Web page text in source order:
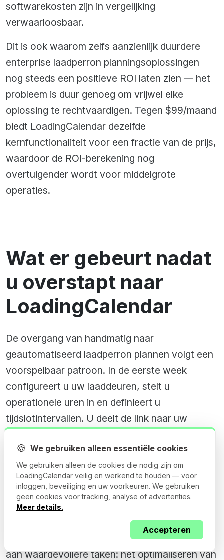
softwarekosten zijn in vergelijking
verwaarloosbaar.
Dit is ook waarom zelfs aanzienlijk duurdere
enterprise laadperron planningsoplossingen
nog steeds een positieve ROI laten zien — het
probleem is duur genoeg om vrijwel elke
oplossing te rechtvaardigen. Tegen $99/maand
biedt LoadingCalendar dezelfde
kernfunctionaliteit voor een fractie van de prijs,
waardoor de ROI-berekening nog
overtuigender wordt voor middelgrote
operaties.
Wat er gebeurt nadat
u overstapt naar
LoadingCalendar
De overgang van handmatig naar
geautomatiseerd laadperron plannen volgt een
voorspelbaar patroon. In de eerste week
configureert u uw laaddeuren, stelt u
operationele uren in en definieert u
tijdslotintervallen. U deelt de link naar uw
twee tot vier weken adopteren de meeste
vaste vervoerders selfserviceplanning — de
meesten geven er de voorkeur aan omdat het
ook hun telefooncoördinatielast elimineert.
Tegen de tweede maand besteden uw
planningscoördinatoren hun vrijgekomen uren
aan waardevollere taken: het optimaliseren van
🍪 We gebruiken alleen essentiële cookies
We gebruiken alleen de cookies die nodig zijn om
LoadingCalendar veilig en werkend te houden — voor
inloggen, beveiliging en uw voorkeuren. We gebruiken
geen cookies voor tracking, analyse of advertenties.
Meer details.
Accepteren